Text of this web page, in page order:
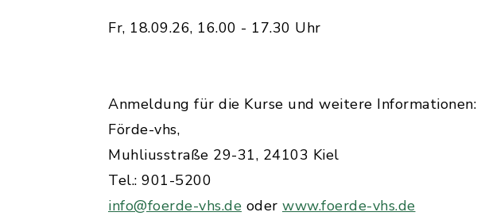
Fr, 18.09.26, 16.00 - 17.30 Uhr
Anmeldung für die Kurse und weitere Informationen:
Förde-vhs,
Muhliusstraße 29-31, 24103 Kiel
Tel.: 901-5200
info@foerde-vhs.de oder www.foerde-vhs.de